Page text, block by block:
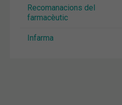
Recomanacions del
farmacèutic
Infarma